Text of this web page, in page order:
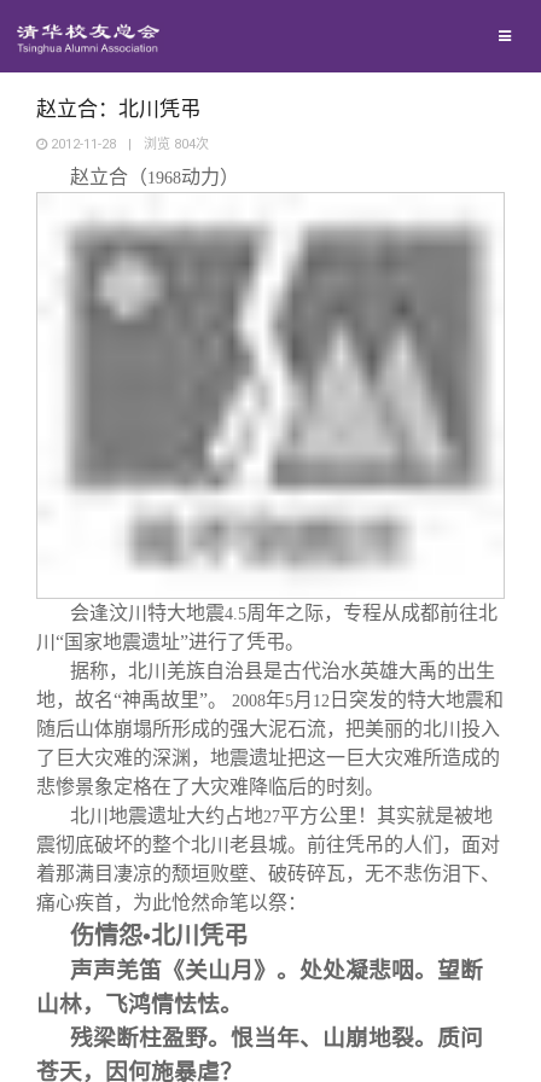
校友文苑
校友服务
终身学习
信息化服务
三创大赛
实用信息
校友总会
总会简介
会长致辞
总会章程
理事会名单
制度法规
联系我们
关闭
赵立合：北川凭弔
2012-11-28 | 浏览 804次
赵立合（1968动力）
会逢汶川特大地震4.5周年之际，专程从成都前往北
川“国家地震遗址”进行了凭弔。
据称，北川羌族自治县是古代治水英雄大禹的出生
地，故名“神禹故里”。
2008年5月 12 日突发的特大地震和
随后山体崩塌所形成的强大泥石流，把美丽的北川投入
了巨大灾难的深渊，地震遗址把这一巨大灾难所造成的
悲惨景象定格在了大灾难降临后的时刻。
北川地震遗址大约占地27平方公里！其实就是被地
震彻底破坏的整个北川老县城。前往凭吊的人们，面对
着那满目凄凉的颓垣败壁、破砖碎瓦，无不悲伤泪下、
痛心疾首，为此怆然命笔以祭：
伤情怨•北川凭弔
声声羌笛《关山月》。处处凝悲咽。望断
山林，飞鸿情怯怯。
残梁断柱盈野。恨当年、山崩地裂。质问
苍天，因何施暴虐？